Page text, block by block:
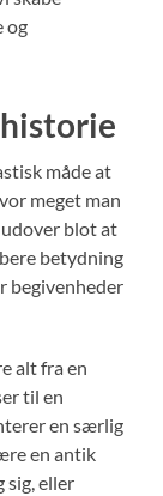
og
måde at
meget man
blot at
betydning
begivenheder
alt fra en
til en
en særlig
en antik
sig, eller